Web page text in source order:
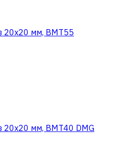
20х20 мм, BMT55
мм, BMT40 DMG